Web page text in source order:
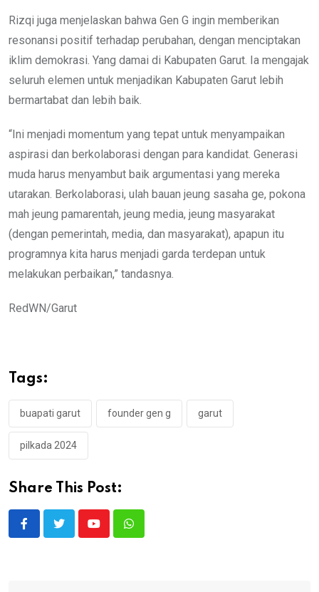
Rizqi juga menjelaskan bahwa Gen G ingin memberikan
resonansi positif terhadap perubahan, dengan menciptakan
iklim demokrasi. Yang damai di Kabupaten Garut. Ia mengajak
seluruh elemen untuk menjadikan Kabupaten Garut lebih
bermartabat dan lebih baik.
“Ini menjadi momentum yang tepat untuk menyampaikan
aspirasi dan berkolaborasi dengan para kandidat. Generasi
muda harus menyambut baik argumentasi yang mereka
utarakan. Berkolaborasi, ulah bauan jeung sasaha ge, pokona
mah jeung pamarentah, jeung media, jeung masyarakat
(dengan pemerintah, media, dan masyarakat), apapun itu
programnya kita harus menjadi garda terdepan untuk
melakukan perbaikan,” tandasnya.
RedWN/Garut
Tags:
buapati garut founder gen g garut
pilkada 2024
Share This Post:
YoutubeWhatsapp